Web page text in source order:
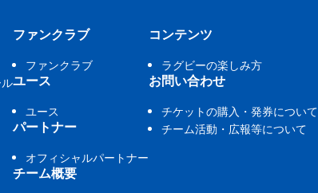
ファンクラブ
ファンクラブ
ユース
ユース
パートナー
オフィシャルパートナー
チーム概要
コンテンツ
ラグビーの楽しみ方
お問い合わせ
チケットの購入・発券について
チーム活動・広報等について